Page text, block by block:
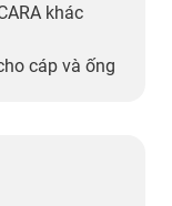
khác
cáp và ống